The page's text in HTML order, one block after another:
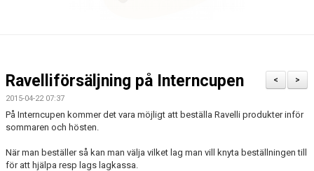
OM KLUBBEN
DUNROSS FÖRENING
KONTAKT
>
<
Ravelliförsäljning på Interncupen
2015-04-22 07:37
På Interncupen kommer det vara möjligt att beställa Ravelli produkter inför
sommaren och hösten.
När man beställer så kan man välja vilket lag man vill knyta beställningen till
för att hjälpa resp lags lagkassa.